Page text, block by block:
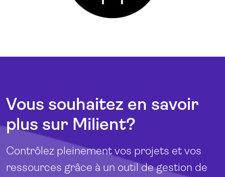
Vous souhaitez en savoir
plus sur Milient?
Contrôlez pleinement vos projets et vos
ressources grâce à un outil de gestion de